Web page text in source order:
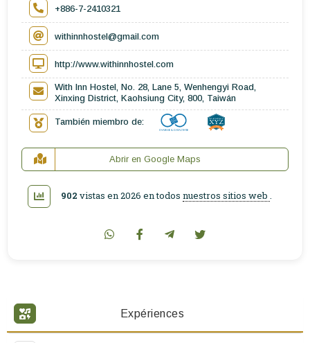
Expériences
+886-7-2410321
withinnhostel@gmail.com
http://www.withinnhostel.com
With Inn Hostel, No. 28, Lane 5, Wenhengyi Road,
Xinxing District, Kaohsiung City, 800, Taiwán
También miembro de:
Abrir en Google Maps
902 vistas en 2026 en todos nuestros sitios web